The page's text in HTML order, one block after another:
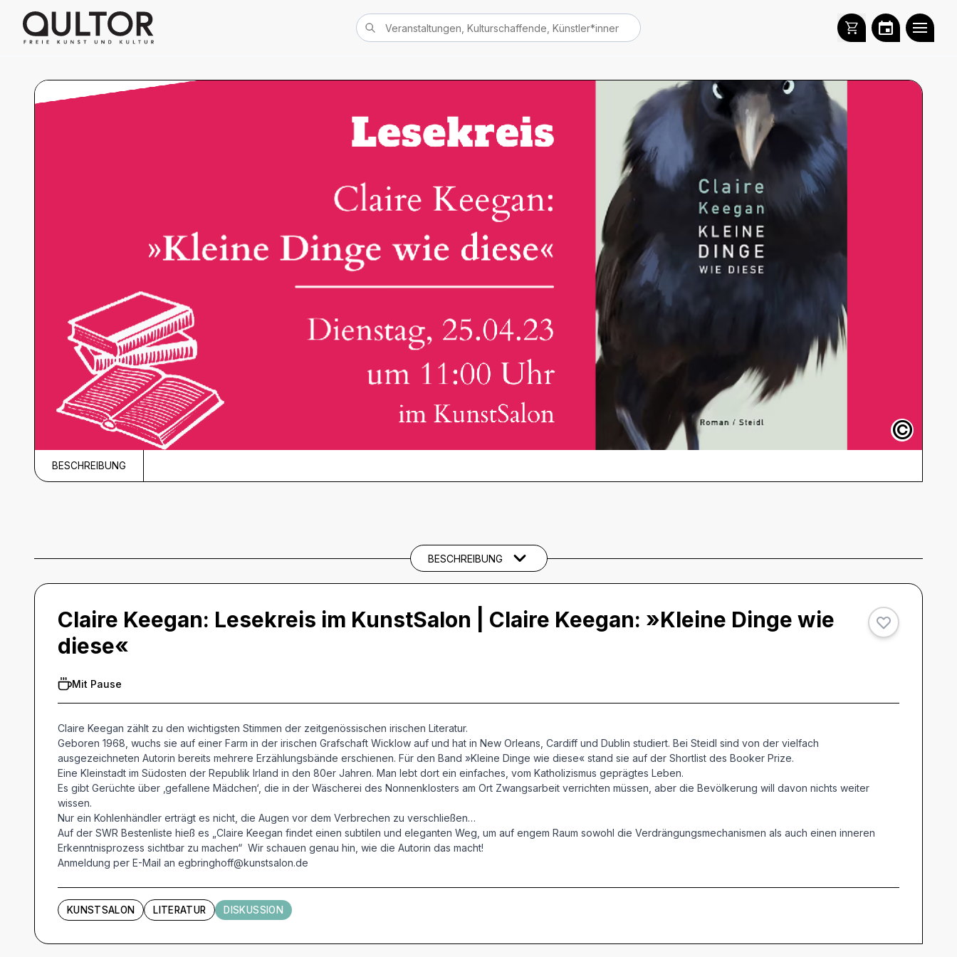
©
BESCHREIBUNG
BESCHREIBUNG
Claire Keegan: Lesekreis im KunstSalon | Claire Keegan: »Kleine Dinge wie
diese«
Mit Pause
Claire Keegan zählt zu den wichtigsten Stimmen der zeitgenössischen irischen Literatur.
Geboren 1968, wuchs sie auf einer Farm in der irischen Grafschaft Wicklow auf und hat in New Orleans, Cardiff und Dublin studiert. Bei Steidl sind von der vielfach
ausgezeichneten Autorin bereits mehrere Erzählungsbände erschienen. Für den Band »Kleine Dinge wie diese« stand sie auf der Shortlist des Booker Prize.
Eine Kleinstadt im Südosten der Republik Irland in den 80er Jahren. Man lebt dort ein einfaches, vom Katholizismus geprägtes Leben.
Es gibt Gerüchte über ‚gefallene Mädchen‘, die in der Wäscherei des Nonnenklosters am Ort Zwangsarbeit verrichten müssen, aber die Bevölkerung will davon nichts weiter
wissen.
Nur ein Kohlenhändler erträgt es nicht, die Augen vor dem Verbrechen zu verschließen…
Auf der SWR Bestenliste hieß es „Claire Keegan findet einen subtilen und eleganten Weg, um auf engem Raum sowohl die Verdrängungsmechanismen als auch einen inneren
Erkenntnisprozess sichtbar zu machen“ Wir schauen genau hin, wie die Autorin das macht!
Anmeldung per E-Mail an egbringhoff@kunstsalon.de
KUNSTSALON LITERATUR DISKUSSION